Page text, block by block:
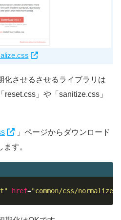
化させるさせるライブラリは
reset.css」や「sanitize.css」
」ページからダウンロード
す。
href="common/css/